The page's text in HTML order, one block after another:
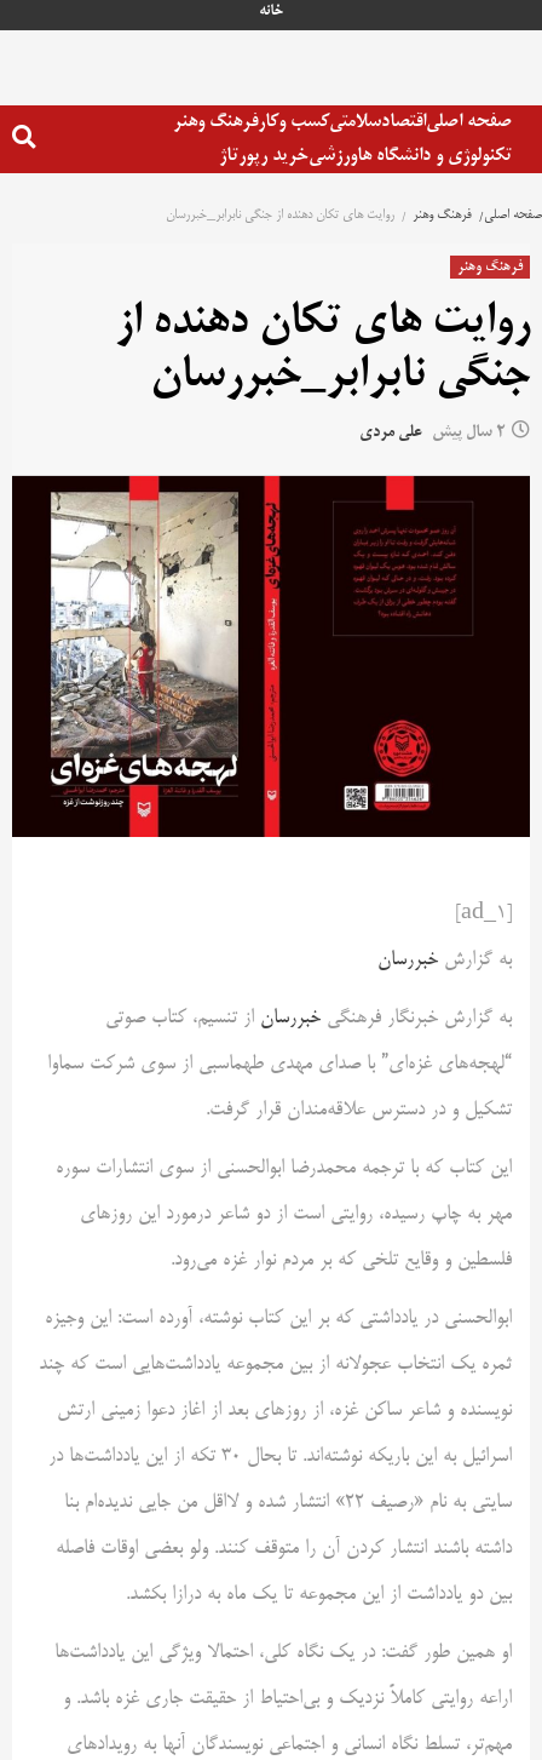
خانه
صفحه اصلیاقتصادسلامتیکسب وکارفرهنگ وهنر
تکنولوژی و دانشگاه هاورزشیخرید رپورتاژ
صفحه اصلی فرهنگ وهنر روایت های تکان دهنده از جنگی نابرابر_خبررسان
فرهنگ وهنر
روایت های تکان دهنده از
جنگی نابرابر_خبررسان
2 سال پیش علی مردی
به گزارش خبررسان
به گزارش خبرنگار فرهنگی خبررسان از تنسیم، کتاب صوتی
“لهجه‌های غزه‌ای” با صدای مهدی طهماسبی از سوی شرکت سماوا
تشکیل و در دسترس علاقه‌مندان قرار گرفت.
این کتاب که با ترجمه محمدرضا ابوالحسنی از سوی انتشارات سوره
مهر به چاپ رسیده، روایتی است از دو شاعر درمورد این روزهای
فلسطین و وقایع تلخی که بر مردم نوار غزه می‌رود.
ابوالحسنی در یادداشتی که بر این کتاب نوشته، آورده است: این وجیزه
ثمره یک انتخاب عجولانه از بین مجموعه یادداشت‌هایی است که چند
نویسنده و شاعر ساکن غزه، از روزهای بعد از اغاز دعوا زمینی ارتش
اسرائیل به این باریکه نوشته‌اند. تا بحال 30 تکه از این یادداشت‌ها در
سایتی به نام «رصیف 22» انتشار شده و لااقل من جایی ندیده‌ام بنا
داشته باشند انتشار کردن آن را متوقف کنند. ولو بعضی اوقات فاصله
بین دو یادداشت از این مجموعه تا یک ماه به درازا بکشد.
او همین طور گفت: در یک نگاه کلی، احتمالا ویژگی این یادداشت‌ها
اراعه روایتی کاملاً نزدیک و بی‌احتیاط از حقیقت جاری غزه باشد. و
مهم‌تر، تسلط نگاه انسانی و اجتماعی نویسندگان آنها به رویدادهای